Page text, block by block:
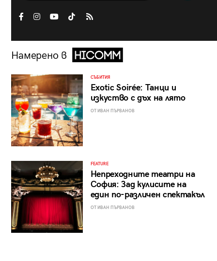
Намерено в
СЪБИТИЯ
Exotic Soirée: Танци и
изкуство с дъх на лято
ОТ ИВАН ПЪРВАНОВ
FEATURE
Непреходните театри на
София: Зад кулисите на
един по-различен спектакъл
ОТ ИВАН ПЪРВАНОВ